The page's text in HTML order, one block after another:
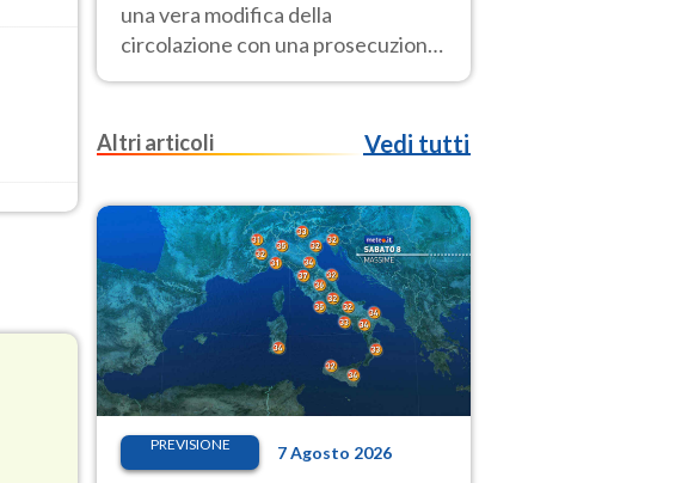
una vera modifica della
circolazione con una prosecuzione
del caldo fuori scala per molti
Ferragosto
Altri articoli Vedi tutti
PREVISIONE 7 Agosto 2026